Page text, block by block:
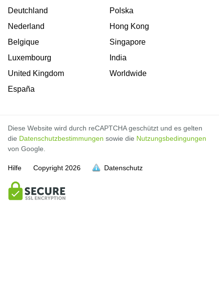
Deutchland
Nederland
Belgique
Luxembourg
United Kingdom
España
Polska
Hong Kong
Singapore
India
Worldwide
Diese Website wird durch reCAPTCHA geschützt und es gelten
die Datenschutzbestimmungen sowie die Nutzungsbedingungen
von Google.
Hilfe Copyright 2026 Datenschutz